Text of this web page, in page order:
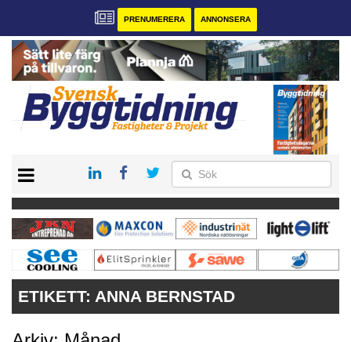
PRENUMERERA ANNONSERA
PRENUMERERA
VÅRA ANDRA MAGASIN
ANNONSERA
KONTAKT
ETIKETT: ANNA BERNSTAD